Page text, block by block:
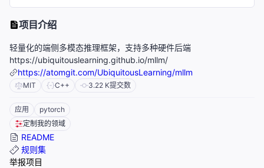
项目介绍
轻量化的端侧多模态推理框架，支持多种硬件后端
https://ubiquitouslearning.github.io/mllm/
https://atomgit.com/UbiquitousLearning/mllm
MIT C++ 3.22 K提交数
应用
pytorch
定制我的领域
README
规则集
举报项目